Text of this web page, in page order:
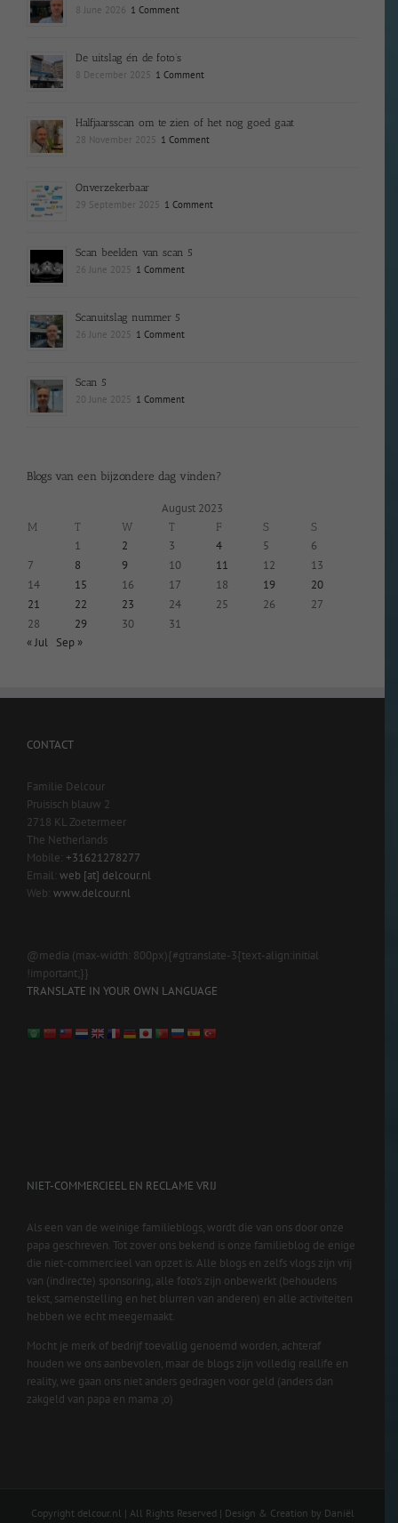
8 June 2026 1 Comment
De uitslag én de foto’s
8 December 2025 1 Comment
Halfjaarsscan om te zien of het nog goed gaat
28 November 2025 1 Comment
Onverzekerbaar
29 September 2025 1 Comment
Scan beelden van scan 5
26 June 2025 1 Comment
Scanuitslag nummer 5
26 June 2025 1 Comment
Scan 5
20 June 2025 1 Comment
Blogs van een bijzondere dag vinden?
August 2023
M T W T F S S
1 2 3 4 5
6
7
8 9 10 11 12
13
14
15 16 17 18 19
20
21
22 23 24 25 26
27
28
29 30
31
« Jul Sep »
CONTACT
Familie Delcour
Pruisisch blauw 2
2718 KL Zoetermeer
The Netherlands
Mobile: +31621278277
Email: web [at] delcour.nl
Web: www.delcour.nl
@media (max-width: 800px){#gtranslate-3{text-align:initial
!important;}}
TRANSLATE IN YOUR OWN LANGUAGE
NIET-COMMERCIEEL EN RECLAME VRIJ
Als een van de weinige familieblogs, wordt die van ons door onze
papa geschreven. Tot zover ons bekend is onze familieblog de enige
die niet-commercieel van opzet is. Alle blogs en zelfs vlogs zijn vrij
van (indirecte) sponsoring, alle foto’s zijn onbewerkt (behoudens
tekst, samenstelling en het blurren van anderen) en alle activiteiten
hebben we echt meegemaakt.
Mocht je merk of bedrijf toevallig genoemd worden, achteraf
houden we ons aanbevolen, maar de blogs zijn volledig reallife en
reality, we gaan ons niet anders gedragen voor geld (anders dan
zakgeld van papa en mama ;o)
Copyright delcour.nl | All Rights Reserved | Design & Creation by Daniël